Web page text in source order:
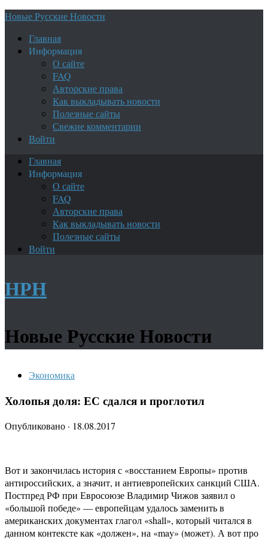
Новые Русские Новости
Главная
Информация
О сайте
FAQ
Авторские права
Как выкладывать новости
Полезные сайты
Свежие комментарии
Войти
Главная
Информация
О сайте
FAQ
Авторские права
Как выкладывать новости
Полезные сайты
Войти
НРН
Новые Русские Новости
Экономика
Холопья доля: ЕС сдался и проглотил
Опубликовано · 18.08.2017
Вот и закончилась история с «восстанием Европы» против
антироссийских, а значит, и антиевропейских санкций США.
Постпред РФ при Евросоюзе Владимир Чижов заявил о
«большой победе» — европейцам удалось заменить в
американских документах глагол «shall», который читался в
данном контексте как «должен», на «may» (может). А вот про